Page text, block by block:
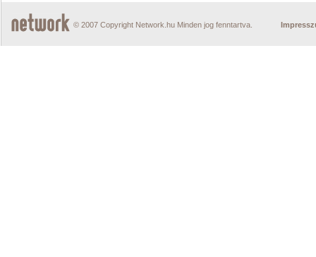
© 2007 Copyright Network.hu Minden jog fenntartva.